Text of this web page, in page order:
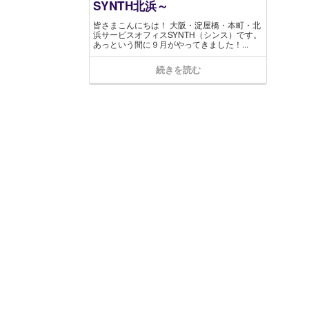
SYNTH北浜～
皆さまこんにちは！ 大阪・淀屋橋・本町・北
浜サービスオフィスSYNTH（シンス）です​。
あっという間に９月がやってきました！...
続きを読む